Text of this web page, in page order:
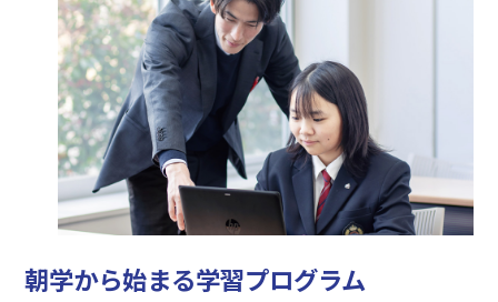
朝学から始まる学習プログラム